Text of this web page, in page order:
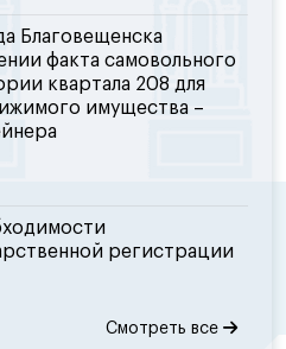
Благовещенска
факта самовольного
квартала 208 для
имущества –
регистрации
Смотреть все